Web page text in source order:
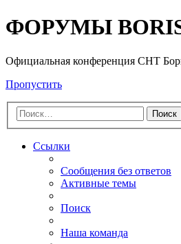
ФОРУМЫ
Официальная конференция СНТ
Пропустить
Поиск
Ссылки
Сообщения без ответов
Активные темы
Поиск
Наша команда